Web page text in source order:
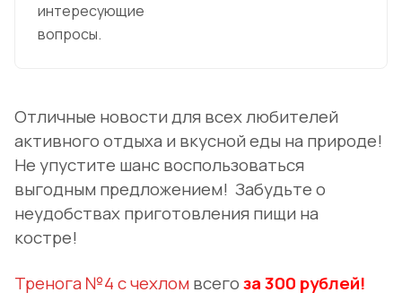
интересующие
вопросы.
Отличные новости для всех любителей
активного отдыха и вкусной еды на природе!
Не упустите шанс воспользоваться
выгодным предложением! Забудьте о
неудобствах приготовления пищи на
костре!
Тренога №4 с чехломвсегоза 300 рублей!